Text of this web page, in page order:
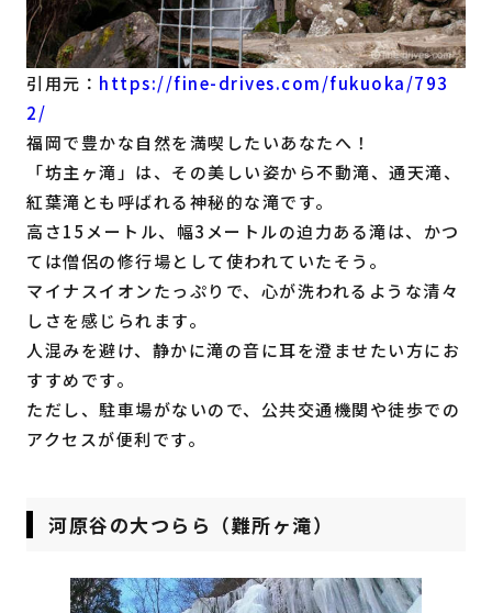
引用元： https://fine-drives.com/fukuoka/793
2/
福岡で豊かな自然を満喫したいあなたへ！
「坊主ヶ滝」は、その美しい姿から不動滝、通天滝、
紅葉滝とも呼ばれる神秘的な滝です。
高さ15メートル、幅3メートルの迫力ある滝は、かつ
ては僧侶の修行場として使われていたそう。
マイナスイオンたっぷりで、心が洗われるような清々
しさを感じられます。
人混みを避け、静かに滝の音に耳を澄ませたい方にお
すすめです。
ただし、駐車場がないので、公共交通機関や徒歩での
アクセスが便利です。
河原谷の大つらら（難所ヶ滝）